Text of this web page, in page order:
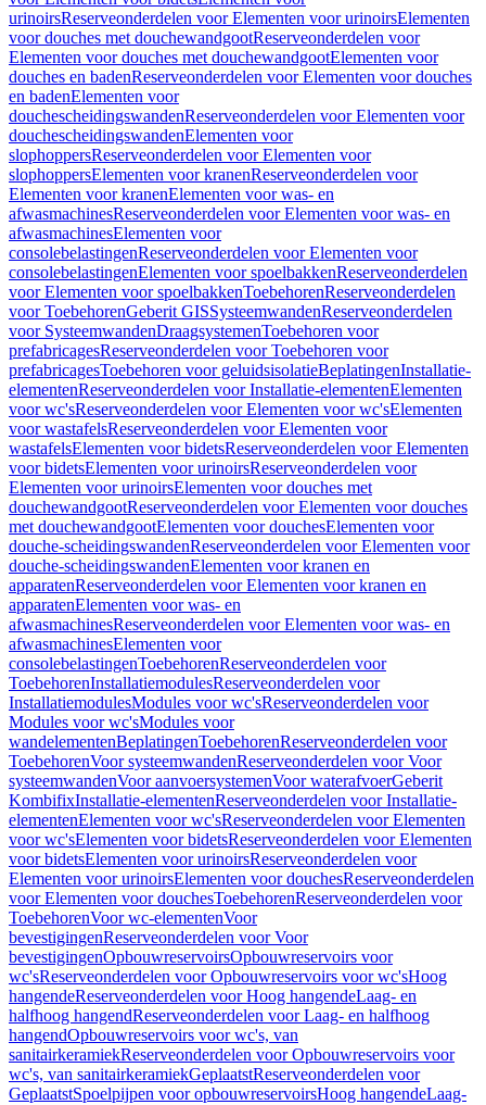
urinoirsReserveonderdelen voor Elementen voor urinoirsElementen
voor douches met douchewandgootReserveonderdelen voor
Elementen voor douches met douchewandgootElementen voor
douches en badenReserveonderdelen voor Elementen voor douches
en badenElementen voor
douchescheidingswandenReserveonderdelen voor Elementen voor
douchescheidingswandenElementen voor
slophoppersReserveonderdelen voor Elementen voor
slophoppersElementen voor kranenReserveonderdelen voor
Elementen voor kranenElementen voor was- en
afwasmachinesReserveonderdelen voor Elementen voor was- en
afwasmachinesElementen voor
consolebelastingenReserveonderdelen voor Elementen voor
consolebelastingenElementen voor spoelbakkenReserveonderdelen
voor Elementen voor spoelbakkenToebehorenReserveonderdelen
voor ToebehorenGeberit GISSysteemwandenReserveonderdelen
voor SysteemwandenDraagsystemenToebehoren voor
prefabricagesReserveonderdelen voor Toebehoren voor
prefabricagesToebehoren voor geluidsisolatieBeplatingenInstallatie-
elementenReserveonderdelen voor Installatie-elementenElementen
voor wc'sReserveonderdelen voor Elementen voor wc'sElementen
voor wastafelsReserveonderdelen voor Elementen voor
wastafelsElementen voor bidetsReserveonderdelen voor Elementen
voor bidetsElementen voor urinoirsReserveonderdelen voor
Elementen voor urinoirsElementen voor douches met
douchewandgootReserveonderdelen voor Elementen voor douches
met douchewandgootElementen voor douchesElementen voor
douche-scheidingswandenReserveonderdelen voor Elementen voor
douche-scheidingswandenElementen voor kranen en
apparatenReserveonderdelen voor Elementen voor kranen en
apparatenElementen voor was- en
afwasmachinesReserveonderdelen voor Elementen voor was- en
afwasmachinesElementen voor
consolebelastingenToebehorenReserveonderdelen voor
ToebehorenInstallatiemodulesReserveonderdelen voor
InstallatiemodulesModules voor wc'sReserveonderdelen voor
Modules voor wc'sModules voor
wandelementenBeplatingenToebehorenReserveonderdelen voor
ToebehorenVoor systeemwandenReserveonderdelen voor Voor
systeemwandenVoor aanvoersystemenVoor waterafvoerGeberit
KombifixInstallatie-elementenReserveonderdelen voor Installatie-
elementenElementen voor wc'sReserveonderdelen voor Elementen
voor wc'sElementen voor bidetsReserveonderdelen voor Elementen
voor bidetsElementen voor urinoirsReserveonderdelen voor
Elementen voor urinoirsElementen voor douchesReserveonderdelen
voor Elementen voor douchesToebehorenReserveonderdelen voor
ToebehorenVoor wc-elementenVoor
bevestigingenReserveonderdelen voor Voor
bevestigingenOpbouwreservoirsOpbouwreservoirs voor
wc'sReserveonderdelen voor Opbouwreservoirs voor wc'sHoog
hangendeReserveonderdelen voor Hoog hangendeLaag- en
halfhoog hangendReserveonderdelen voor Laag- en halfhoog
hangendOpbouwreservoirs voor wc's, van
sanitairkeramiekReserveonderdelen voor Opbouwreservoirs voor
wc's, van sanitairkeramiekGeplaatstReserveonderdelen voor
GeplaatstSpoelpijpen voor opbouwreservoirsHoog hangendeLaag-